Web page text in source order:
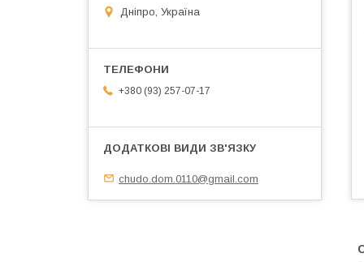
Дніпро, Україна
+380 (93) 257-07-17
chudo.dom.0110@gmail.com